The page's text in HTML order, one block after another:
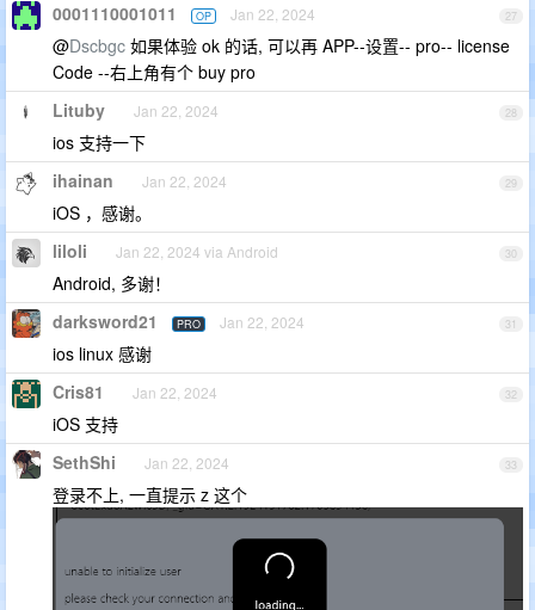
27
0001110001011 OP Jan 22, 2024
@Dscbgc 如果体验 ok 的话, 可以再 APP--设置-- pro-- license
Code --右上角有个 buy pro
28
Lituby Jan 22, 2024
ios 支持一下
29
ihainan Jan 22, 2024
iOS ，感谢。
30
liloli Jan 22, 2024 via Android
Android, 多谢！
31
darksword21 PRO Jan 22, 2024
ios linux 感谢
32
Cris81 Jan 22, 2024
iOS 支持
33
SethShi Jan 22, 2024
登录不上, 一直提示 z 这个